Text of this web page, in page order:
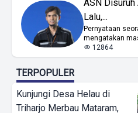
ASN
Lalu,...
Pernyataan
mengatakan
12864
TERPOPULER
Kunjungi Desa Helau di
Triharjo Merbau Mataram,